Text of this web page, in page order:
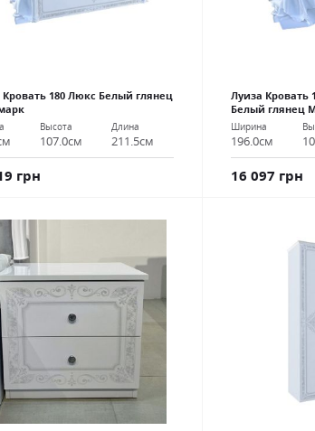
Кровать 180 Люкс Белый глянец
Высота
107.0см
Длина
211.5см
грн
Луиза Кровать
Белый глянец
Ширина
196.0см
16 097 грн